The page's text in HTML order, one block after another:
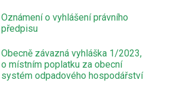
Oznámení o vyhlášení právního
předpisu
Obecně závazná vyhláška 1/2023,
o místním poplatku za obecní
systém odpadového hospodářství